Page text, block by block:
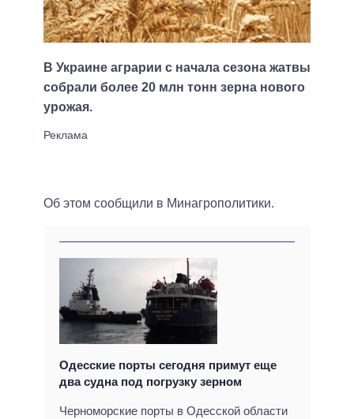
В Украине аграрии с начала сезона жатвы
собрали более 20 млн тонн зерна нового
урожая.
Об этом сообщили в Минагрополитики.
Одесские порты сегодня примут еще
два судна под погрузку зерном
Черноморские порты в Одесской области